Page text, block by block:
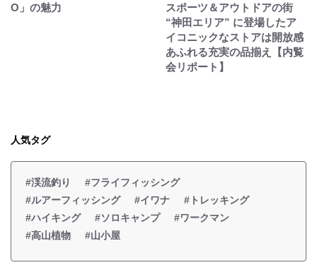
O」の魅力
スポーツ＆アウトドアの街
“神田エリア” に登場したア
イコニックなストアは開放感
あふれる充実の品揃え【内覧
会リポート】
人気タグ
#渓流釣り
#フライフィッシング
#ルアーフィッシング
#イワナ
#トレッキング
#ハイキング
#ソロキャンプ
#ワークマン
#高山植物
#山小屋